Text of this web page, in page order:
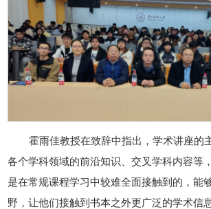
霍雨佳教授在致辞中指出，学术讲座的
各个学科领域的前沿知识、交叉学科内容等
是在常规课程学习中较难全面接触到的，能
野，让他们接触到书本之外更广泛的学术信